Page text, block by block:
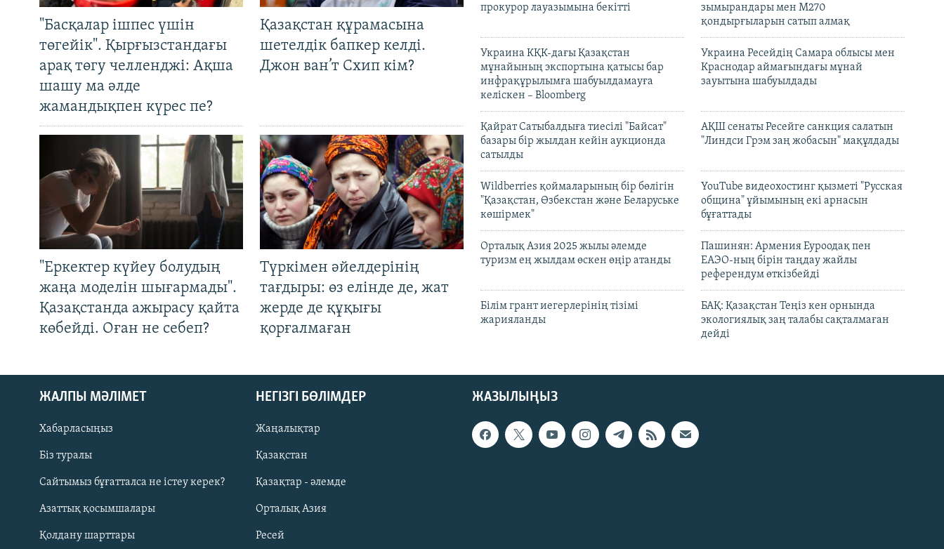
Русский
ЖАЗЫЛЫҢЫЗ
"Басқалар ішпес үшін
төгейік". Қырғызстандағы
арақ төгу челленджі: Ақша
шашу ма әлде
жамандықпен күрес пе?
Қазақстан құрамасына
шетелдік бапкер келді.
Джон ван’т Схип кім?
"Еркектер күйеу болудың
жаңа моделін шығармады".
Қазақстанда ажырасу қайта
көбейді. Оған не себеп?
Түркімен әйелдерінің
тағдыры: өз елінде де, жат
жерде де құқығы
қорғалмаған
прокурор лауазымына бекітті
зымырандары мен M270
қондырғыларын сатып алмақ
Украина КҚК-дағы Қазақстан
мұнайының экспортына қатысы бар
инфрақұрылымға шабуылдамауға
келіскен – Bloomberg
Украина Ресейдің Самара облысы мен
Краснодар аймағындағы мұнай
зауытына шабуылдады
Қайрат Сатыбалдыға тиесілі "Байсат"
базары бір жылдан кейін аукционда
сатылды
АҚШ сенаты Ресейге санкция салатын
"Линдси Грэм заң жобасын" мақұлдады
Wildberries қоймаларының бір бөлігін
"Қазақстан, Өзбекстан және Беларуське
көшірмек"
YouTube видеохостинг қызметі "Русская
община" ұйымының екі арнасын
бұғаттады
Орталық Азия 2025 жылы әлемде
туризм ең жылдам өскен өңір атанды
Пашинян: Армения Еуроодақ пен
ЕАЭО-ның бірін таңдау жайлы
референдум өткізбейді
Білім грант иегерлерінің тізімі
жарияланды
БАҚ: Қазақстан Теңіз кен орнында
экологиялық заң талабы сақталмаған
дейді
ЖАЗЫЛЫҢЫЗ
ЖАЛПЫ МӘЛІМЕТ
Хабарласыңыз
Біз туралы
Сайтымыз бұғатталса не істеу керек?
Азаттық қосымшалары
Қолдану шарттары
НЕГІЗГІ БӨЛІМДЕР
Жаңалықтар
Қазақстан
Қазақтар - әлемде
Орталық Азия
Ресей